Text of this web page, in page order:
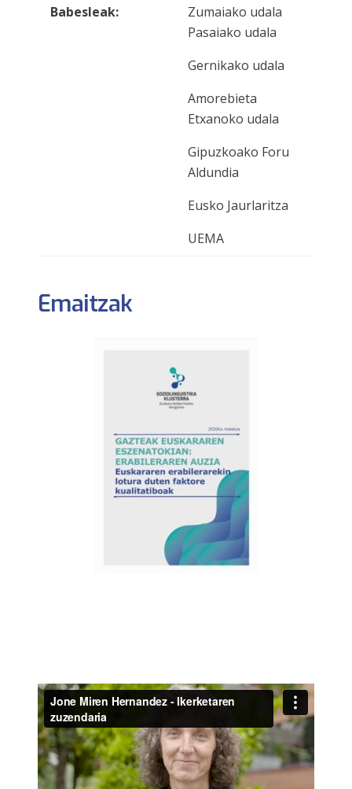
Babesleak:
Zumaiako udala
Pasaiako udala
Gernikako udala
Amorebieta
Etxanoko udala
Gipuzkoako Foru
Aldundia
Eusko Jaurlaritza
UEMA
Emaitzak